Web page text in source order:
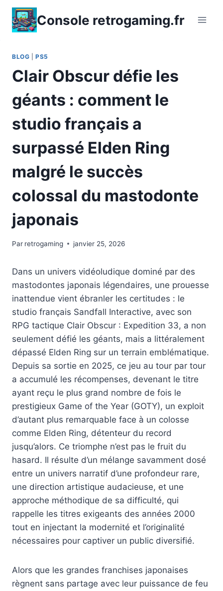
Aller
contenu
Console retrogaming.fr
BLOG |PS5
Clair Obscur défie les
géants : comment le
studio français a
surpassé Elden Ring
malgré le succès
colossal du mastodonte
japonais
Par retrogaming janvier 25, 2026
Dans un univers vidéoludique dominé par des
mastodontes japonais légendaires, une prouesse
inattendue vient ébranler les certitudes : le
studio français Sandfall Interactive, avec son
RPG tactique Clair Obscur : Expedition 33, a non
seulement défié les géants, mais a littéralement
dépassé Elden Ring sur un terrain emblématique.
Depuis sa sortie en 2025, ce jeu au tour par tour
a accumulé les récompenses, devenant le titre
ayant reçu le plus grand nombre de fois le
prestigieux Game of the Year (GOTY), un exploit
d’autant plus remarquable face à un colosse
comme Elden Ring, détenteur du record
jusqu’alors. Ce triomphe n’est pas le fruit du
hasard. Il résulte d’un mélange savamment dosé
entre un univers narratif d’une profondeur rare,
une direction artistique audacieuse, et une
approche méthodique de sa difficulté, qui
rappelle les titres exigeants des années 2000
tout en injectant la modernité et l’originalité
nécessaires pour captiver un public diversifié.
Alors que les grandes franchises japonaises
règnent sans partage avec leur puissance de feu